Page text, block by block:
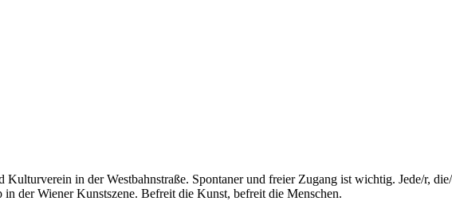
in der Westbahnstraße. Spontaner und freier Zugang ist wichtig. Jede/r,
der Wiener Kunstszene. Befreit die Kunst, befreit die Menschen.